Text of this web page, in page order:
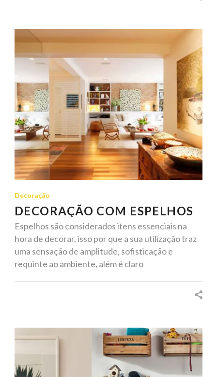
Decoração
DECORAÇÃO COM ESPELHOS
Espelhos são considerados itens essenciais na
hora de decorar, isso por que a sua utilização traz
uma sensação de amplitude, sofisticação e
requinte ao ambiente, além é claro